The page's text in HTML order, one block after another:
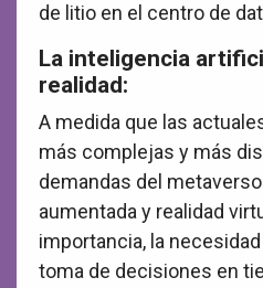
de litio en el centro de
La inteligencia
realidad:
A medida que las
más complejas y más
demandas del
aumentada y realidad
importancia, la
toma de decisiones en